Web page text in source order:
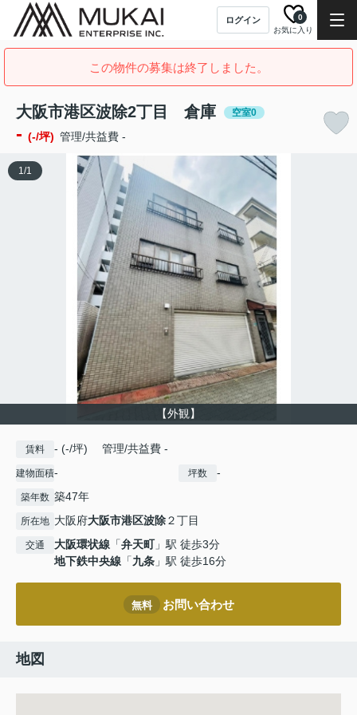
ログイン
お気に入り
0
この物件の募集は終了しました。
大阪市港区波除2丁目 倉庫 空室0
- (-/坪) 管理/共益費 -
【外観】
1/1
賃料 - (-/坪) 管理/共益費 -
建物面積- 坪数 -
築年数 築47年
所在地 大阪府大阪市港区波除２丁目
交通 大阪環状線 「弁天町」駅 徒歩3分
地下鉄中央線 「九条 」駅 徒歩16分
無料 お問い合わせ
地図